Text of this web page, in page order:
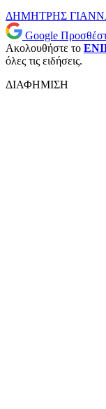
ΔΗΜΗΤΡΗΣ
Google
Ακολουθήστε το
όλες τις ειδήσεις.
ΔΙΑΦΗΜΙΣΗ